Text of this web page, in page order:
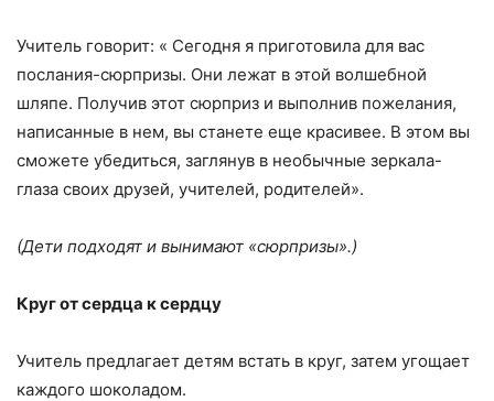
Учитель говорит: « Сегодня я приготовила для вас
послания-сюрпризы. Они лежат в этой волшебной
шляпе. Получив этот сюрприз и выполнив пожелания,
написанные в нем, вы станете еще красивее. В этом вы
сможете убедиться, заглянув в необычные зеркала-
глаза своих друзей, учителей, родителей».
(Дети подходят и вынимают «сюрпризы».)
Круг от сердца к сердцу
Учитель предлагает детям встать в круг, затем угощает
каждого шоколадом.